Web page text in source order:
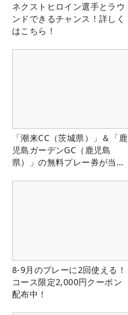
ネクストヒロイン選手とラウ
ンドできるチャンス！詳しく
はこちら！
「潮来CC（茨城県）」＆「鹿
児島ガーデンGC（鹿児島
県）」の無料プレー券が当た
8-9月のプレーに2回使える！
コース限定2,000円クーポン
配布中！